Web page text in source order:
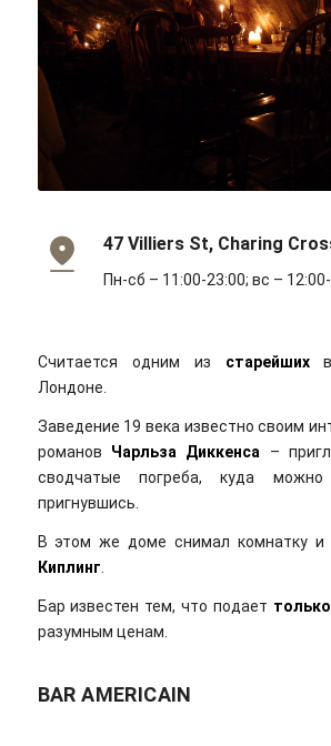
Graeme
47 Villiers St, Charing
Пн-сб – 11:00-23:00; вс –
Считается одним из старейших
Лондоне.
Заведение 19 века известно своим
романов Чарльза Диккенса –
сводчатые погреба, куда
пригнувшись.
В этом же доме снимал комнатку и
Киплинг
Бар известен тем, что подает
разумным ценам.
BAR AMERICAIN